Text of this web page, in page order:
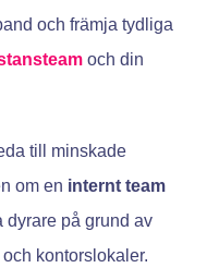
och främja tydliga
och din
till minskade
om en internt team
dyrare på grund av
kontorslokaler.